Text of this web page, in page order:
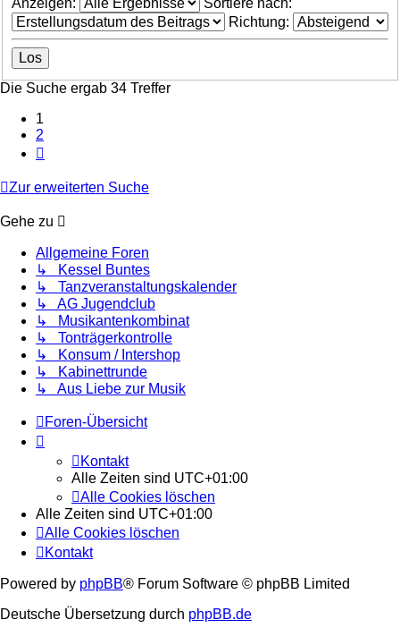
Richtung:
Die Suche ergab 34 Treffer
1
2
Zur erweiterten Suche
Gehe zu
Allgemeine Foren
↳ Kessel Buntes
↳ Tanzveranstaltungskalender
↳ AG Jugendclub
↳ Musikantenkombinat
↳ Tonträgerkontrolle
↳ Konsum / Intershop
↳ Kabinettrunde
↳ Aus Liebe zur Musik
Foren-Übersicht
Kontakt
Alle Zeiten sind UTC+01:00
Alle Cookies löschen
Alle Zeiten sind UTC+01:00
Alle Cookies löschen
Kontakt
Powered by phpBB® Forum Software © phpBB Limited
Deutsche Übersetzung durch phpBB.de